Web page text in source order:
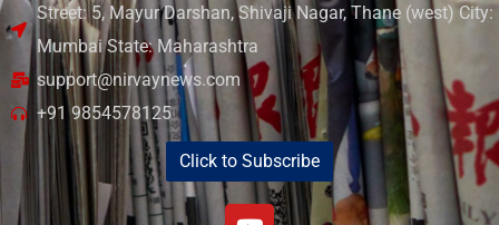
Street: 5, Mayur Darshan, Shivaji Nagar, Thane (west) City:
Mumbai State: Maharashtra
support@nirvaynews.com
+91 9854578125
Click to Subscribe